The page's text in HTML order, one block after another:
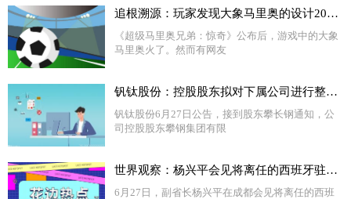
追根溯源：玩家发现大象马里奥的设计20年前就有
《超级马里奥兄弟：惊奇》公布后，游戏中的大象
马里奥火了。然而有网友
钒钛股份：控股股东拟对下属公司进行整合，攀长特将持有5.61亿股公司股份
钒钛股份6月27日公告，接到股东攀长钢通知，公
司控股股东攀钢集团有限
世界观察：杨兴平会见将离任的西班牙驻成都总领事洛佩兹
6月27日，副省长杨兴平在成都会见将离任的西班